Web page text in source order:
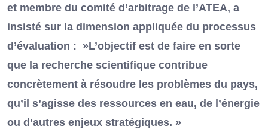
et membre du comité d’arbitrage de l’ATEA, a
insisté sur la dimension appliquée du processus
d’évaluation : »L’objectif est de faire en sorte
que la recherche scientifique contribue
concrètement à résoudre les problèmes du pays,
qu’il s’agisse des ressources en eau, de l’énergie
ou d’autres enjeux stratégiques. »